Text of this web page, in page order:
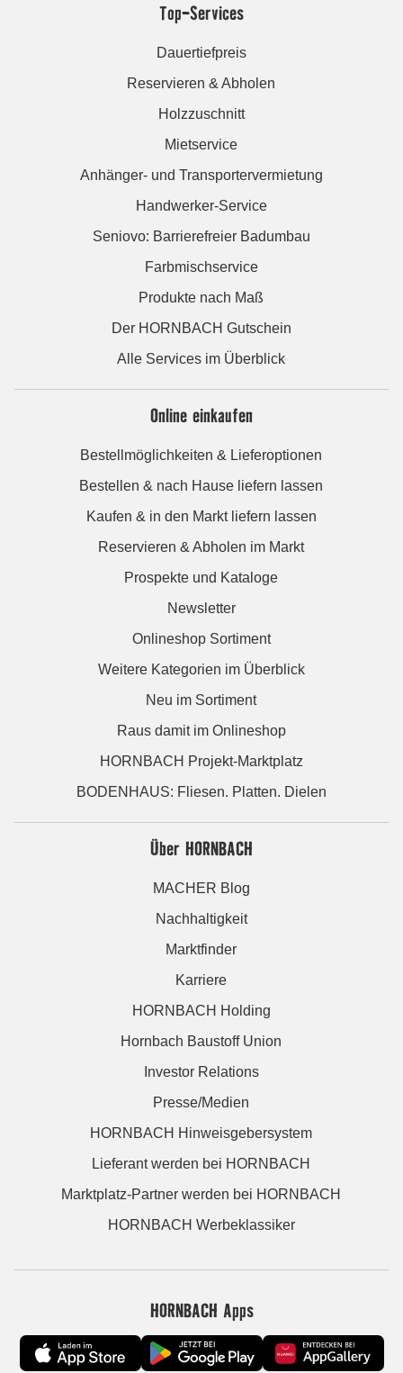
Top-Services
Dauertiefpreis
Reservieren & Abholen
Holzzuschnitt
Mietservice
Anhänger- und Transportervermietung
Handwerker-Service
Seniovo: Barrierefreier Badumbau
Farbmischservice
Produkte nach Maß
Der HORNBACH Gutschein
Alle Services im Überblick
Online einkaufen
Bestellmöglichkeiten & Lieferoptionen
Bestellen & nach Hause liefern lassen
Kaufen & in den Markt liefern lassen
Reservieren & Abholen im Markt
Prospekte und Kataloge
Newsletter
Onlineshop Sortiment
Weitere Kategorien im Überblick
Neu im Sortiment
Raus damit im Onlineshop
HORNBACH Projekt-Marktplatz
BODENHAUS: Fliesen. Platten. Dielen
Über HORNBACH
MACHER Blog
Nachhaltigkeit
Marktfinder
Karriere
HORNBACH Holding
Hornbach Baustoff Union
Investor Relations
Presse/Medien
HORNBACH Hinweisgebersystem
Lieferant werden bei HORNBACH
Marktplatz-Partner werden bei HORNBACH
HORNBACH Werbeklassiker
HORNBACH Apps